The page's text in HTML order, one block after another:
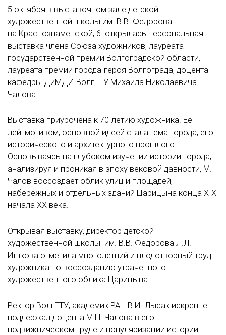
5 октября в выставочном зале детской
художественной школы им. В.В. Федорова
на Краснознаменской, 6. открылась персональная
выставка члена Союза художников, лауреата
государственной премии Волгоградской области,
лауреата премии города-героя Волгограда, доцента
кафедры ДиМДИ ВолгГТУ Михаила Николаевича
Чалова.
Выставка приурочена к 70-летию художника. Ее
лейтмотивом, основной идеей стала тема города, его
исторического и архитектурного прошлого.
Основываясь на глубоком изучении истории города,
анализируя и проникая в эпоху вековой давности, М.
Чалов воссоздает облик улиц и площадей,
набережных и отдельных зданий Царицына конца XIX
начала XX века.
Открывая выставку, директор детской
художественной школы им. В.В. Федорова Л.Л.
Ишкова отметила многолетний и плодотворный труд
художника по воссозданию утраченного
художественного облика Царицына.
Ректор ВолгГТУ, академик РАН В.И. Лысак искренне
поддержал доцента М.Н. Чалова в его
подвижническом труде и популяризации истории